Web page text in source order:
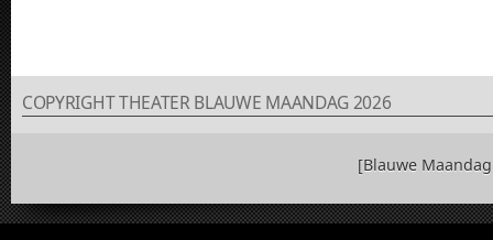
COPYRIGHT THEATER BLAUWE MAANDAG 2026
[Blauwe